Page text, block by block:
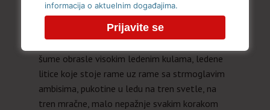
Divne ,,vile” sa ledenog platoa
šume obrasle visokim ledenim kulama, ledene
litice koje stoje rame uz rame sa strmoglavim
ambisima, pukotine u ledu na tren svetle, na
tren mračne, malo nepažnje svakim korakom
informacija o aktuelnim događajima.